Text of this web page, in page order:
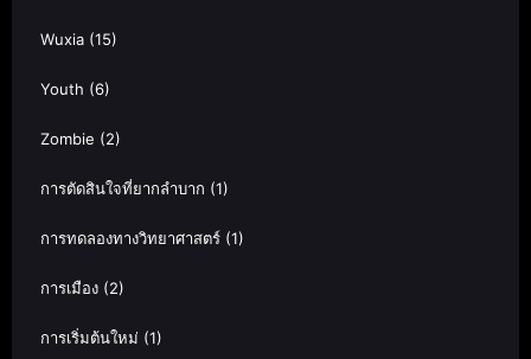
Wuxia (15)
Youth (6)
Zombie (2)
การตัดสินใจที่ยากลำบาก (1)
การทดลองทางวิทยาศาสตร์ (1)
การเมือง (2)
การเริ่มต้นใหม่ (1)